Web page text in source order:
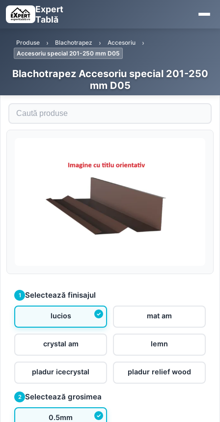
Expert
Tablă
Produse Blachotrapez
Accesoriu
Accesoriu special 201-250 mm D05
Blachotrapez Accesoriu special 201-250
mm D05
Caută produse
1 Selectează finisajul
lucios mat am
crystal am lemn
pladur icecrystal pladur relief wood
2 Selectează grosimea
0.5mm